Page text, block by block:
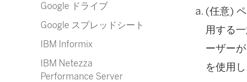
Google ドライブ
Google スプレッドシート
IBM Informix
IBM Netezza
Performance Server
(任意)
用する
ーザー
を使用し